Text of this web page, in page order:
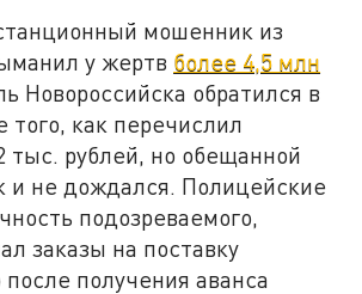
мошенник из
у жертв более 4,5 млн
Новороссийска обратился в
как перечислил
тыс. рублей, но обещанной
и не дождался. Полицейские
подозреваемого,
заказы на поставку
после получения аванса